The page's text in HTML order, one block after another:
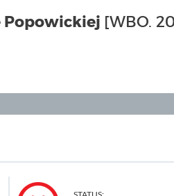
Popowickiej [WBO.